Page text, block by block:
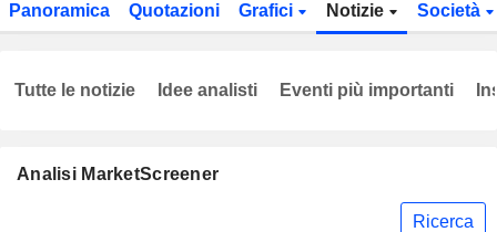
Panoramica Quotazioni Grafici Notizie Società
Analisi MarketScreener
Ricerca
Tutte le notizie Idee analisti Eventi più importanti